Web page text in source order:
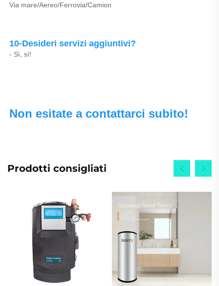
Via mare/Aereo/Ferrovia/Camion
10-Desideri servizi aggiuntivi?
- Sì, sì!
Non esitate a contattarci subito!
Prodotti consigliati